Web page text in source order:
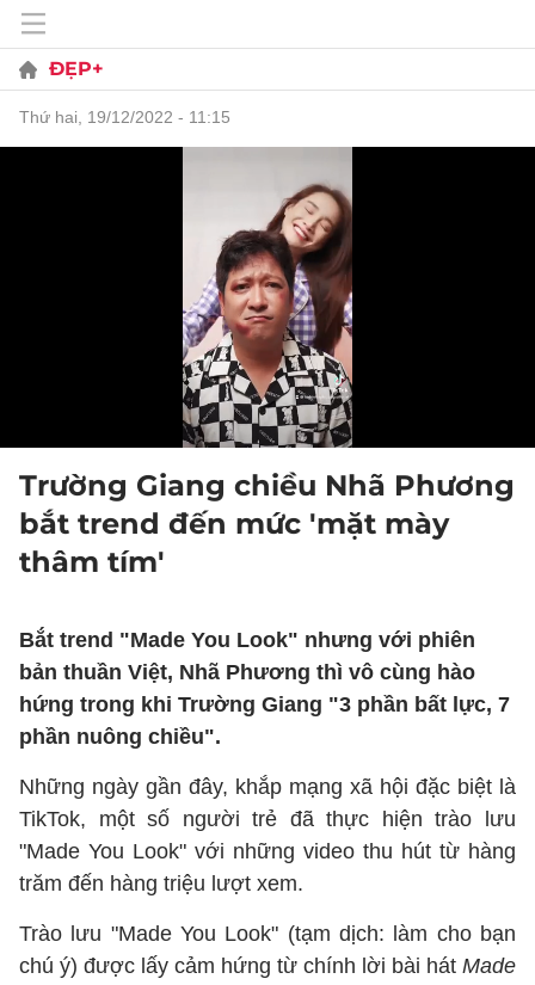
ĐẸP+
thứ hai, 19/12/2022 - 11:15
Trường Giang chiều Nhã Phương
bắt trend đến mức 'mặt mày
thâm tím'
Bắt trend "Made You Look" nhưng với phiên
bản thuần Việt, Nhã Phương thì vô cùng hào
hứng trong khi Trường Giang "3 phần bất lực, 7
phần nuông chiều".
Những ngày gần đây, khắp mạng xã hội đặc biệt là
TikTok, một số người trẻ đã thực hiện trào lưu
"Made You Look" với những video thu hút từ hàng
trăm đến hàng triệu lượt xem.
Trào lưu "Made You Look" (tạm dịch: làm cho bạn
chú ý) được lấy cảm hứng từ chính lời bài hát Made